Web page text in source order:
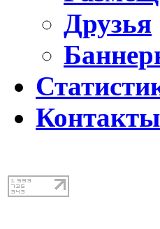
Друзья
Контакты